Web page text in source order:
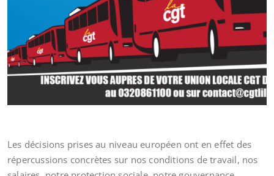
Les décisions prises au niveau européen ont en effet des
répercussions concrètes sur nos conditions de travail, nos